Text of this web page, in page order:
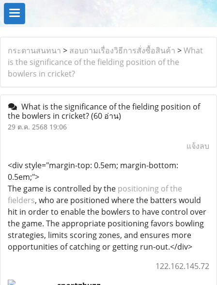
กระดานสนทนา > สอบถามเรื่องวิธีการสั่งซื้อสินค้า >What
is the significance of the fielding position of the
bowlers in cricket?
What is the significance of the fielding position of
the bowlers in cricket?(60 อ่าน)
29 ต.ค. 2568 19:06
แจ้งลบ
<div style="margin-top: 0.5em; margin-bottom:
0.5em;">
The game is controlled by the positioning of the
fielders, who are positioned where the batters would
hit in order to enable the bowlers to have control over
the game. The appropriate positioning favors bowling
strategies, limits scoring zones, and ensures more
opportunities of catching or getting run-out.</div>
122.162.145.72